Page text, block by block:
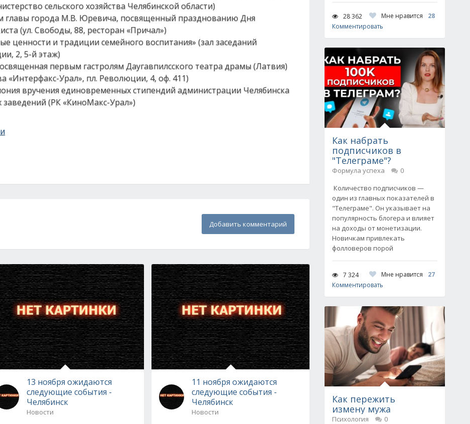
сельского хозяйства Челябинской области)
главы города М.В. Юревича, посвященный празднованию Дня
(ул. Свободы, 88, ресторан «Причал»)
ценности и традиции семейного воспитания» (зал заседаний
2, 5-й этаж)
первым гастролям Даугавпилсского театра драмы (Латвия)
«Интерфакс-Урал», пл. Революции, 4, оф. 411)
вручения единовременных стипендий администрации Челябинска
(РК «КиноМакс-Урал»)
Добавить комментарий
13 ноября ожидаются
следующие события -
Челябинск
Новости
11 ноября ожидаются
следующие события -
Челябинск
Новости
28 362 Мне нравится
28
Комментировать
Как набрать
подписчиков в
"Телеграме"?
Формула успеха
0
Количество подписчиков —
один из главных показателей в
"Телеграме". Он указывает на
популярность блогера и влияет
на доходы от монетизации.
Новичкам привлекать
фолловеров порой
7 324 Мне нравится
27
Комментировать
Как пережить
измену мужа
Психология
0